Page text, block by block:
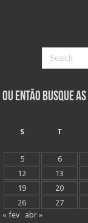
Ou Então Busque
S
T
5
6
12
13
19
20
26
27
« fev
abr »